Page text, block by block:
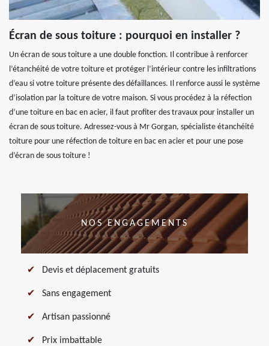
Écran de sous toiture : pourquoi en installer ?
Un écran de sous toiture a une double fonction. Il contribue à renforcer
l’étanchéité de votre toiture et protéger l’intérieur contre les infiltrations
d’eau si votre toiture présente des défaillances. Il renforce aussi le système
d’isolation par la toiture de votre maison. Si vous procédez à la réfection
d’une toiture en bac en acier, il faut profiter des travaux pour installer un
écran de sous toiture. Adressez-vous à Mr Gorgan, spécialiste étanchéité
toiture pour une réfection de toiture en bac en acier et pour une pose
d’écran de sous toiture !
NOS ENGAGEMENTS
Devis et déplacement gratuits
Sans engagement
Artisan passionné
Prix imbattable